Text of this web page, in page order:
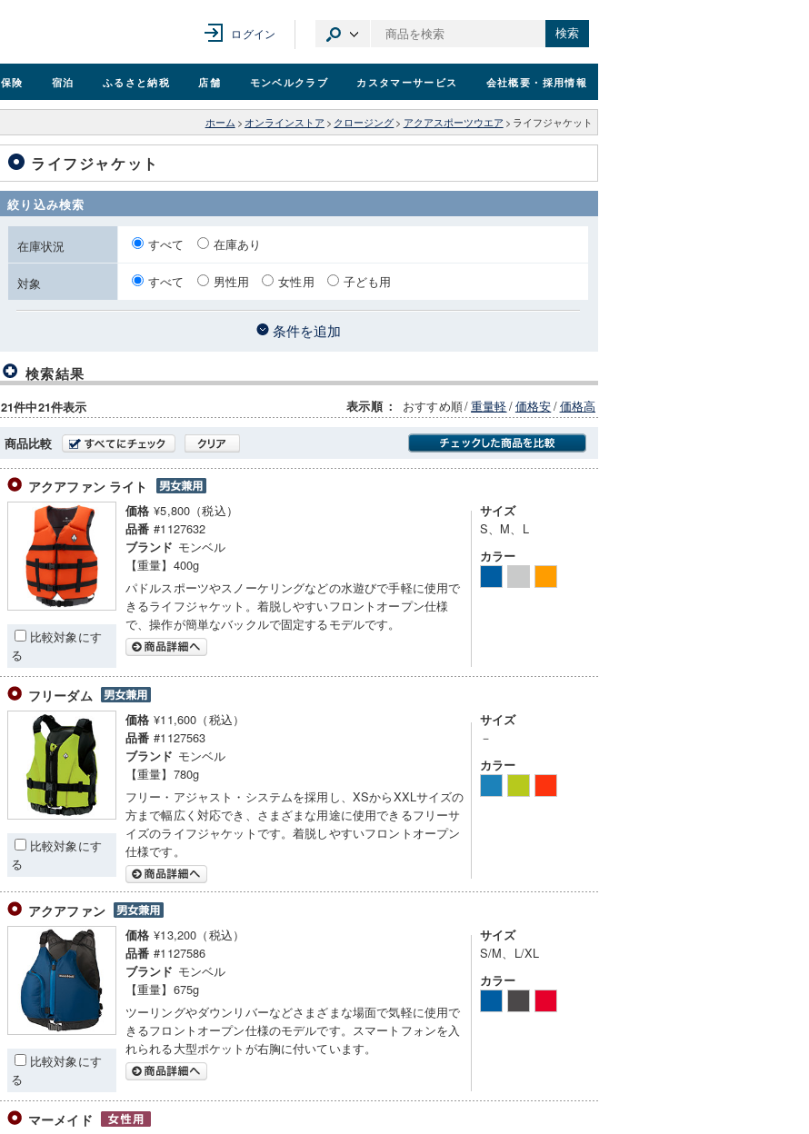
ログイン 検索
保険 宿泊 ふるさと納税 店舗 モンベルクラブ カスタマーサービス 会社概要 ・採用情報
ホーム > オンラインストア > クロージング > アクアスポーツウエア > ライフジャケット
ライフジャケット
絞り込み検索
在庫状況 すべて 在庫あり
対象 すべて 男性用 女性用 子ども用
条件を追加
検索結果
21件中21件表示 表示順 ： おすすめ順/重量軽/価格安/価格高
商品比較
アクアファン ライト
比較対象にす
る
価格 ¥5,800（税込）
品番 #1127632
ブランド モンベル
【重量】400g
パドルスポーツやスノーケリングなどの水遊びで手軽に使用で
きるライフジャケット。着脱しやすいフロントオープン仕様
で、操作が簡単なバックルで固定するモデルです。
サイズ
S、M、L
カラー
フリーダム
比較対象にす
る
価格 ¥11,600（税込）
品番 #1127563
ブランド モンベル
【重量】780g
フリー・アジャスト・システムを採用し、XSからXXLサイズの
方まで幅広く対応でき、さまざまな用途に使用できるフリーサ
イズのライフジャケットです。着脱しやすいフロントオープン
仕様です。
サイズ
－
カラー
アクアファン
比較対象にす
る
価格 ¥13,200（税込）
品番 #1127586
ブランド モンベル
【重量】675g
ツーリングやダウンリバーなどさまざまな場面で気軽に使用で
きるフロントオープン仕様のモデルです。スマートフォンを入
れられる大型ポケットが右胸に付いています。
サイズ
S/M、L/XL
カラー
マーメイド